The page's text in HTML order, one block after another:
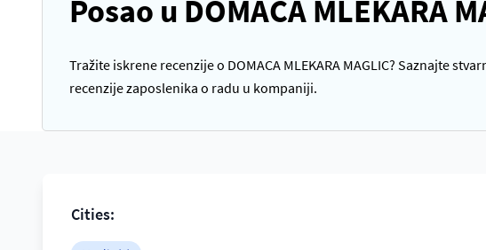
Posao u DOMACA MLEKARA
Tražite iskrene recenzije o DOMACA MLEKARA MAGLIC? Saznajte
recenzije zaposlenika o radu u kompaniji.
Cities: